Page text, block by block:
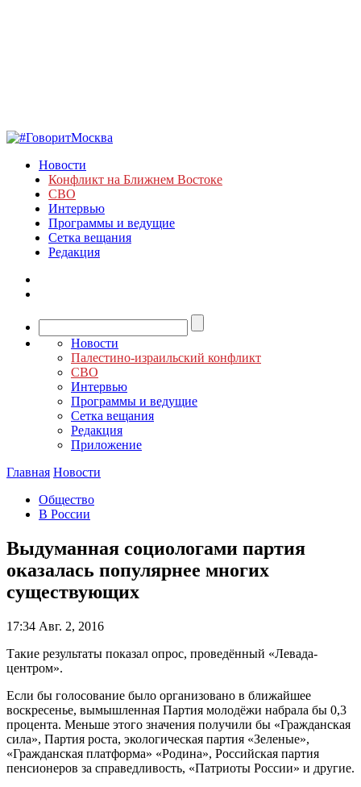
Новости
Конфликт на Ближнем Востоке
СВО
Интервью
Программы и ведущие
Сетка вещания
Редакция
Новости
Палестино-израильский конфликт
СВО
Интервью
Программы и ведущие
Сетка вещания
Редакция
Приложение
Главная Новости
Общество
В России
Выдуманная социологами партия
оказалась популярнее многих
существующих
17:34 Авг. 2, 2016
Такие результаты показал опрос, проведённый «Левада-
центром».
Если бы голосование было организовано в ближайшее
воскресенье, вымышленная Партия молодёжи набрала бы 0,3
процента. Меньше этого значения получили бы «Гражданская
сила», Партия роста, экологическая партия «Зеленые»,
«Гражданская платформа» «Родина», Российская партия
пенсионеров за справедливость, «Патриоты России» и другие.